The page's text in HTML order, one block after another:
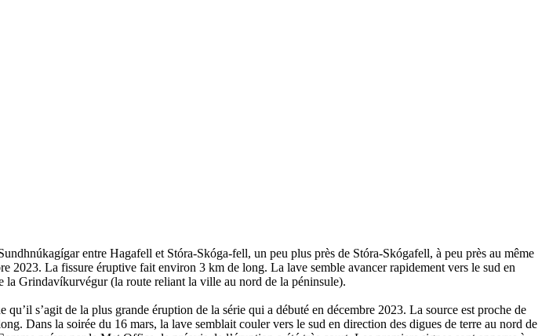
entre Hagafell et Stóra-Skóga-fell, un peu plus près de Stóra-Skógafell, à peu près au même
2023. La fissure éruptive fait environ 3 km de long. La lave semble avancer rapidement vers le sud en
la Grindavíkurvégur (la route reliant la ville au nord de la péninsule).
s’agit de la plus grande éruption de la série qui a débuté en décembre 2023. La source est proche de
Dans la soirée du 16 mars, la lave semblait couler vers le sud en direction des digues de terre au nord de